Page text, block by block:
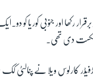
رکھا اور جنوبی کوریا کو
دی تھی۔
پنالٹی کک